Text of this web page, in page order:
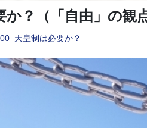
か？（「自由」の観
天皇制は必要か？